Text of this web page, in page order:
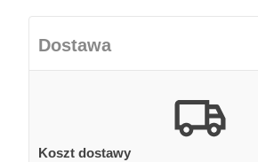
Dostawa
Koszt dostawy